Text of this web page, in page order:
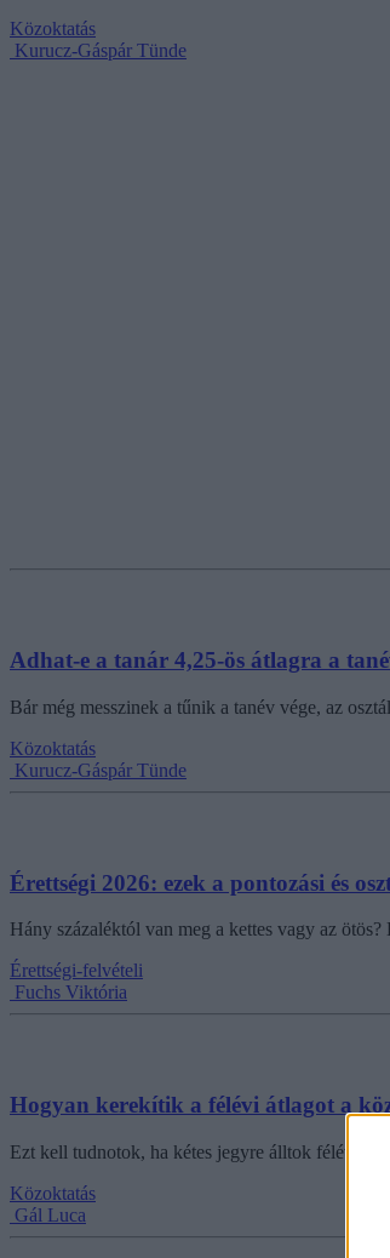
Közoktatás
Kurucz-Gáspár Tünde
Adhat-e a tanár 4,25-ös átlagra a
Bár még messzinek a tűnik a tanév vége, az
Közoktatás
Kurucz-Gáspár Tünde
Érettségi 2026: ezek a pontozási és
Hány százaléktól van meg a kettes vagy az
Érettségi-felvételi
Fuchs Viktória
Hogyan kerekítik a félévi átlagot a
Ezt kell tudnotok, ha kétes jegyre álltok félévkor.
Közoktatás
Gál Luca